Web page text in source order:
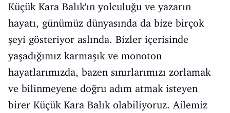
Küçük Kara Balık'ın yolculuğu ve yazarın
hayatı, günümüz dünyasında da bize birçok
şeyi gösteriyor aslında. Bizler içerisinde
yaşadığımız karmaşık ve monoton
hayatlarımızda, bazen sınırlarımızı zorlamak
ve bilinmeyene doğru adım atmak isteyen
birer Küçük Kara Balık olabiliyoruz. Ailemiz